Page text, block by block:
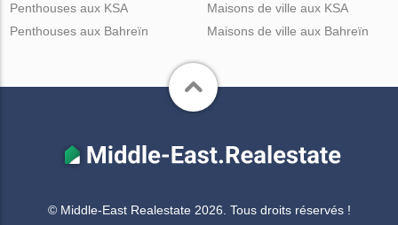
Penthouses aux KSA
Penthouses aux Bahreïn
Maisons de ville aux KSA
Maisons de ville aux Bahreïn
© Middle-East Realestate 2026. Tous droits réservés !